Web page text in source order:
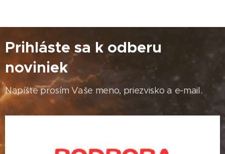
Prihláste sa k odberu
noviniek
Napíšte prosím Vaše meno, priezvisko a e-mail.